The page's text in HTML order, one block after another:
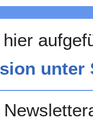
hier
unter